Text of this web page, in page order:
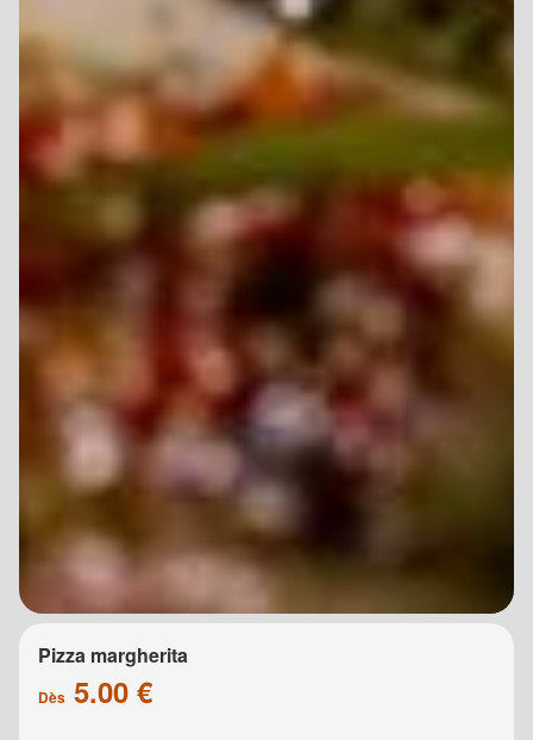
Pizza margherita
Dès 5.00 €